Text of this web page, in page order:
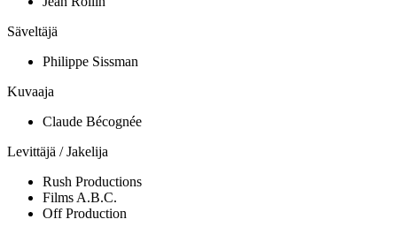
Säveltäjä
Philippe Sissman
Kuvaaja
Claude Bécognée
Levittäjä / Jakelija
Rush Productions
Films A.B.C.
Off Production